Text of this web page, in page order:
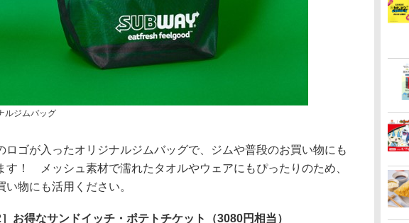
ルジムバッグ
ゴが入ったオリジナルジムバッグで、ジムや普段のお買い物にも
す！ メッシュ素材で濡れたタオルやウェアにもぴったりのため、
い物にも活用ください。
］お得なサンドイッチ・ポテトチケット（3080円相当）